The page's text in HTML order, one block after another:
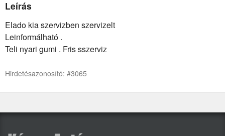
Leírás
Elado kia szervizben szervizelt
Leinformálható .
Teli nyari gumi . Fris sszerviz
Hirdetésazonosító: #3065